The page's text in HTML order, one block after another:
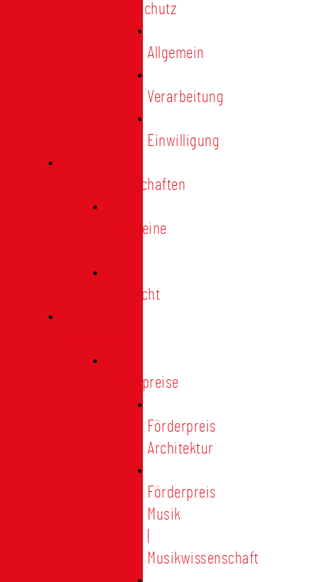
Datenschutz
Allgemein
Verarbeitung
Einwilligung
Tischgemeinschaften
Allgemeine
Übersicht
Förderpreise
Förderpreis
Architektur
Förderpreis
Musik
Musikwissenschaft